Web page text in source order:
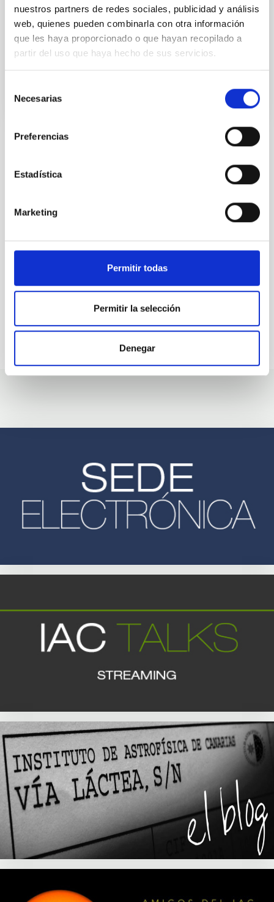
nuestros partners de redes sociales, publicidad y análisis
web, quienes pueden combinarla con otra información
que les haya proporcionado o que hayan recopilado a
partir del uso que haya hecho de sus servicios.
Necesarias
Preferencias
Estadística
Marketing
Permitir todas
Permitir la selección
Denegar
Se convoca proceso selectivo para el ingreso, como
personal laboral fijo, de un puesto de trabajo con la
categoría profesional de Técnico/a Mantenimiento
General, acogido a Convenio y que tendrá
Desde el IAC siempre
estamos buscando gente
con talento.